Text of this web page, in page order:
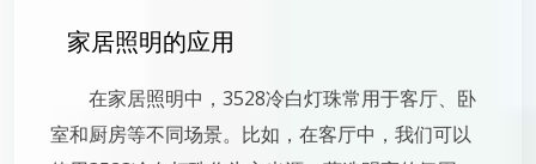
家居照明的应用
在家居照明中，3528冷白灯珠常用于客厅、卧
室和厨房等不同场景。比如，在客厅中，我们可以